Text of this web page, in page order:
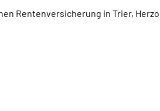
Rentenversicherung in Trier,